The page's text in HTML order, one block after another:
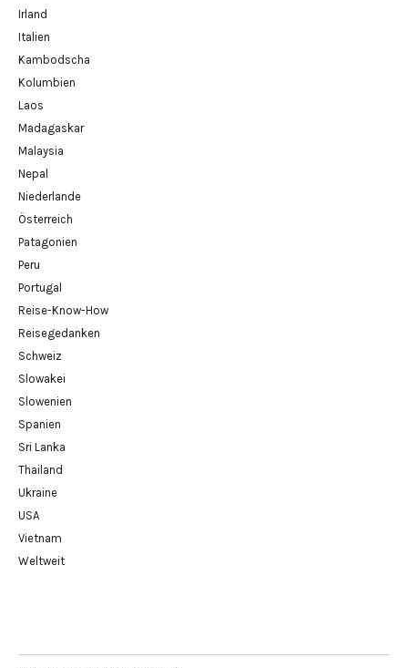
Irland
Italien
Kambodscha
Kolumbien
Laos
Madagaskar
Malaysia
Nepal
Niederlande
Österreich
Patagonien
Peru
Portugal
Reise-Know-How
Reisegedanken
Schweiz
Slowakei
Slowenien
Spanien
Sri Lanka
Thailand
Ukraine
USA
Vietnam
Weltweit